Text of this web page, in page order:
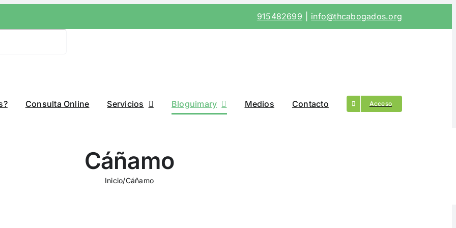
915482699
info@thcabogados.org
Consulta Online Servicios Bloguimary Medios Contacto Acceso
Cáñamo
Inicio/Cáñamo